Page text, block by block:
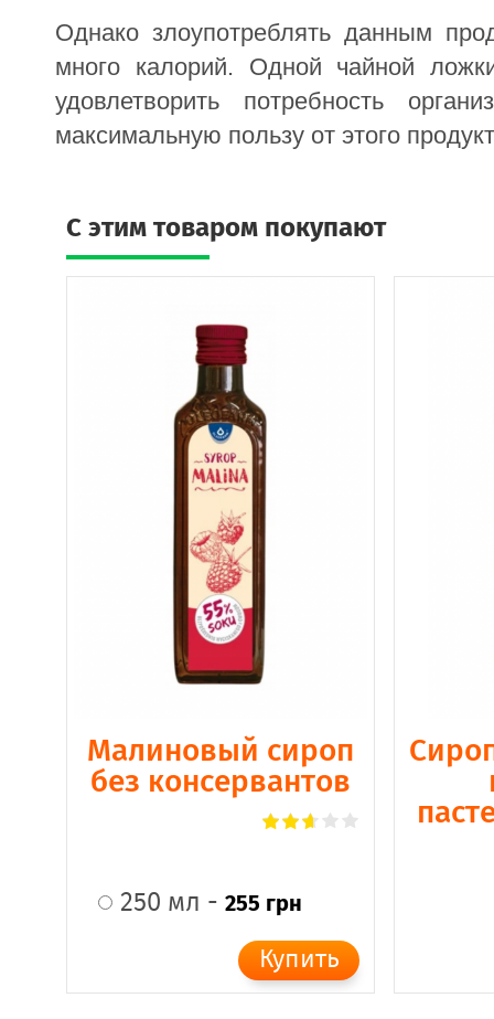
Однако злоупотреблять данным
много калорий. Одной чайной
удовлетворить потребность
максимальную пользу от этого
C этим товаром покупают
Малиновый сироп
без консервантов
250 мл - 255 грн